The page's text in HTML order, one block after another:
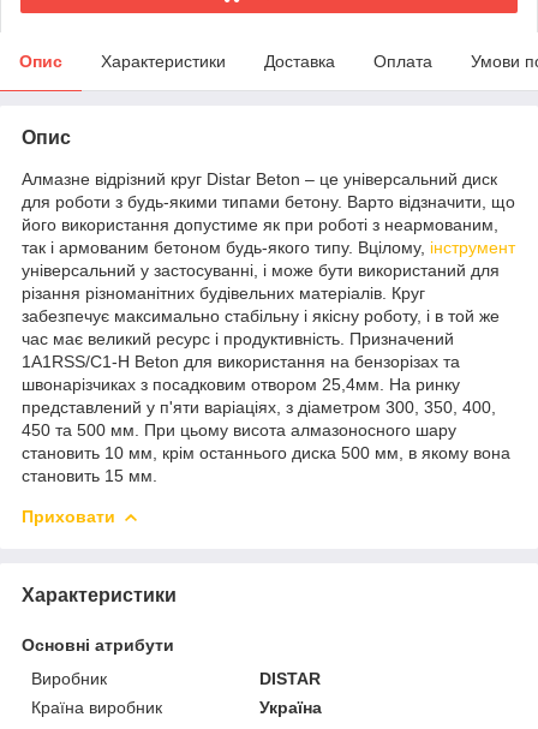
Опис Характеристики Доставка Оплата Умови
Опис
Алмазне відрізний круг Distar Beton – це універсальний диск
для роботи з будь-якими типами бетону. Варто відзначити, що
його використання допустиме як при роботі з неармованим,
так і армованим бетоном будь-якого типу. Вцілому, інструмент
універсальний у застосуванні, і може бути використаний для
різання різноманітних будівельних матеріалів. Круг
забезпечує максимально стабільну і якісну роботу, і в той же
час має великий ресурс і продуктивність. Призначений
1A1RSS/C1-H Beton для використання на бензорізах та
швонарізчиках з посадковим отвором 25,4мм. На ринку
представлений у п'яти варіаціях, з діаметром 300, 350, 400,
450 та 500 мм. При цьому висота алмазоносного шару
становить 10 мм, крім останнього диска 500 мм, в якому вона
становить 15 мм.
Приховати
Характеристики
Основні атрибути
Виробник
DISTAR
Країна виробник
Україна